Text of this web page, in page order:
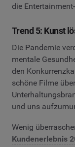
die
Trend 5: Kunst
Die Pandemie
mentale
den
schöne Filme
und uns
Wenig
Kundenerlebnis